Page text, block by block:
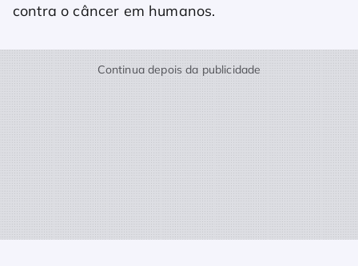
contra o câncer em humanos.
Continua depois da publicidade